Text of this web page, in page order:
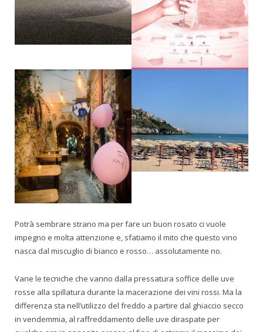
Potrà sembrare strano ma per fare un buon rosato ci vuole
impegno e molta attenzione e, sfatiamo il mito che questo vino
nasca dal miscuglio di bianco e rosso… assolutamente no.
Varie le tecniche che vanno dalla pressatura soffice delle uve
rosse alla spillatura durante la macerazione dei vini rossi. Ma la
differenza sta nell’utilizzo del freddo a partire dal ghiaccio secco
in vendemmia, al raffreddamento delle uve diraspate per